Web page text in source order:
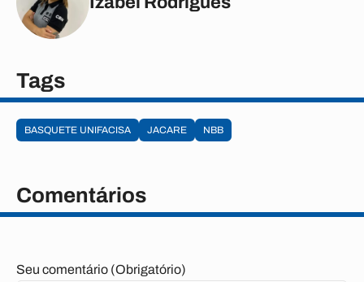
Tags
BASQUETE UNIFACISA JACARE NBB
Comentários
Seu comentário (Obrigatório)